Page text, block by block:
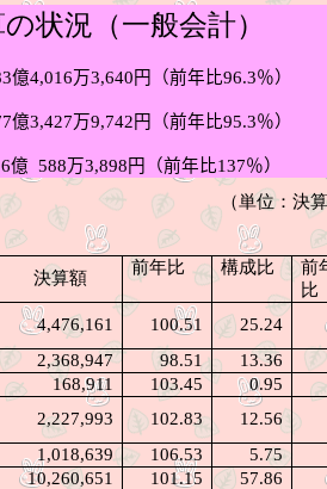
状況（一般会計）
億4,016 万3,640円（前年比96.3％）
億3,427 万9,742円（前年比95.3％）
6億 588 万3,898円（前年比137％）
位：決算額 千円
決算額
前年比 構成比
前
比
4,476,161 100.51
25.24
2,368,947 98.51
13.36
168,911 103.45
0.95
2,227,993 102.83
12.56
1,018,639 106.53
5.75
10,260,651 101.15 57.86